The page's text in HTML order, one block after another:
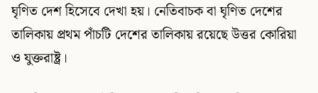
ঘৃণিত দেশ হিসেবে দেখা হয়। নেতিবাচক বা ঘৃণিত দেশের
তালিকায় প্রথম পাঁচটি দেশের তালিকায় রয়েছে উত্তর কোরিয়া
ও যুক্তরাষ্ট্র।